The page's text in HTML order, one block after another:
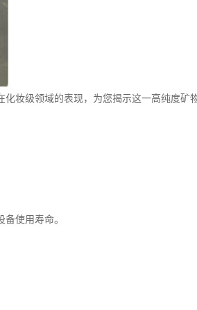
妆级领域的表现，为您揭示这一高纯度矿
使用寿命。